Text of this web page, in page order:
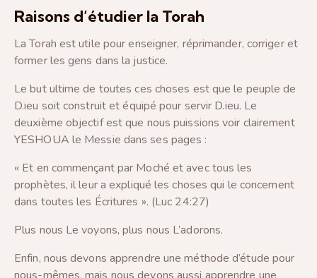
Raisons d’étudier la Torah
La Torah est utile pour enseigner, réprimander, corriger et
former les gens dans la justice.
Le but ultime de toutes ces choses est que le peuple de
D.ieu soit construit et équipé pour servir D.ieu. Le
deuxième objectif est que nous puissions voir clairement
YESHOUA le Messie dans ses pages :
« Et en commençant par Moché et avec tous les
prophètes, il leur a expliqué les choses qui le concernent
dans toutes les Écritures ». (Luc 24:27)
Plus nous Le voyons, plus nous L’adorons.
Enfin, nous devons apprendre une méthode d’étude pour